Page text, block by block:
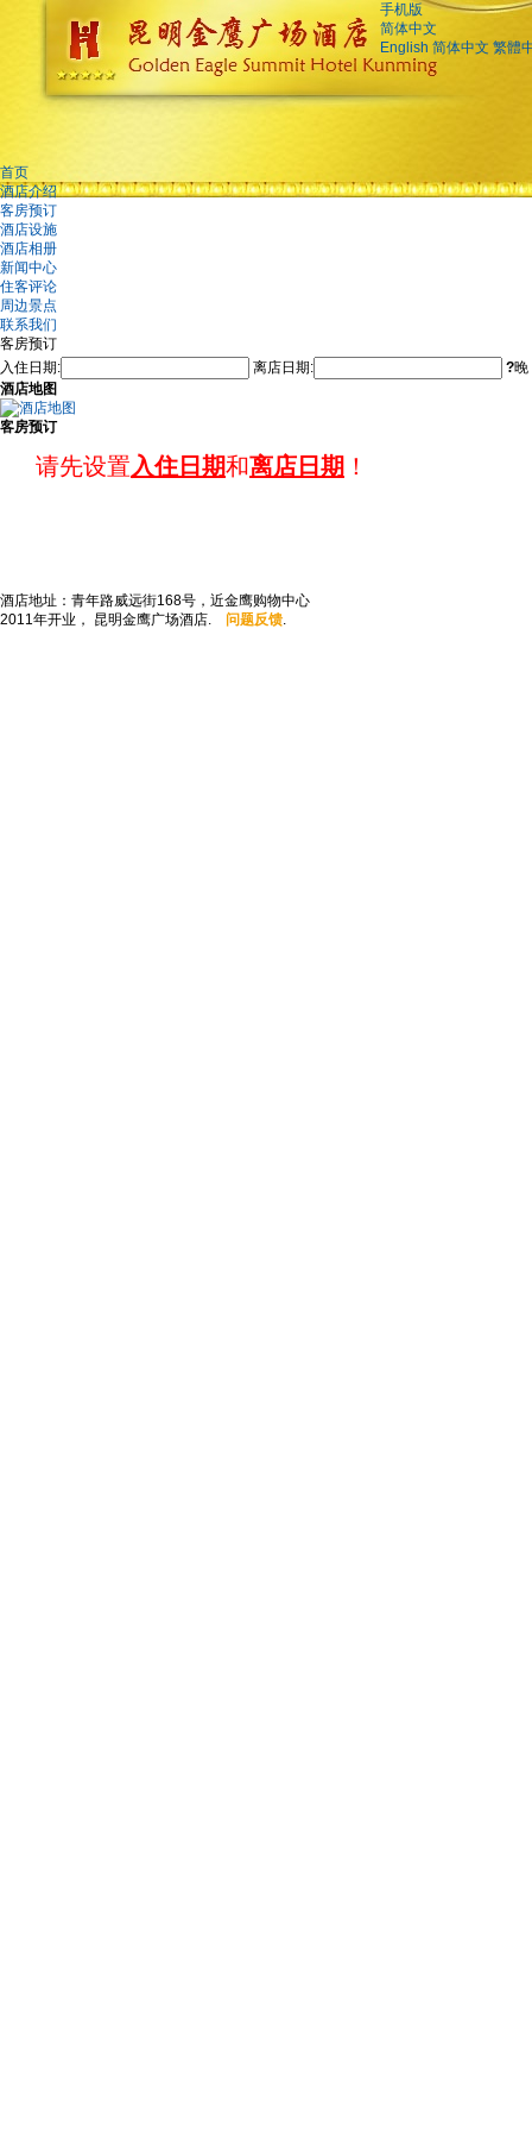
手机版
简体中文
English 简体中文 繁體
首页
酒店介绍
客房预订
酒店设施
酒店相册
新闻中心
住客评论
周边景点
联系我们
客房预订
入住日期:
离店日期: ?晚
酒店地图
客房预订
请先设置入住日期和离店日期 ！
酒店地址：青年路威远街168号，近金鹰购物中心
2011年开业， 昆明金鹰广场酒店. 问题反馈.